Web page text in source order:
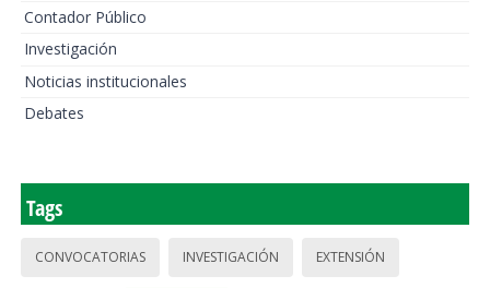
Contador Público
Investigación
Noticias institucionales
Debates
Tags
CONVOCATORIAS INVESTIGACIÓN EXTENSIÓN